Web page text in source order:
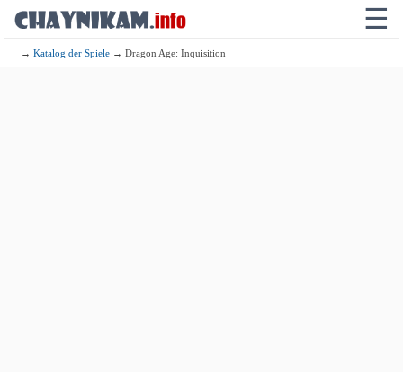
☰
→Katalog der Spiele → Dragon Age: Inquisition